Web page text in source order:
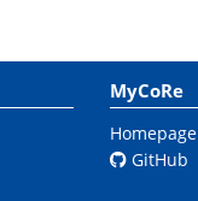
MyCoRe
Homepage
GitHub